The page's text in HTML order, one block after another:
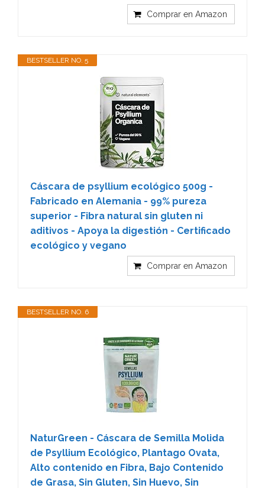
Comprar en Amazon
BESTSELLER NO. 5
Cáscara de psyllium ecológico 500g -
Fabricado en Alemania - 99% pureza
superior - Fibra natural sin gluten ni
aditivos - Apoya la digestión - Certificado
ecológico y vegano
Comprar en Amazon
BESTSELLER NO. 6
NaturGreen - Cáscara de Semilla Molida
de Psyllium Ecológico, Plantago Ovata,
Alto contenido en Fibra, Bajo Contenido
de Grasa, Sin Gluten, Sin Huevo, Sin